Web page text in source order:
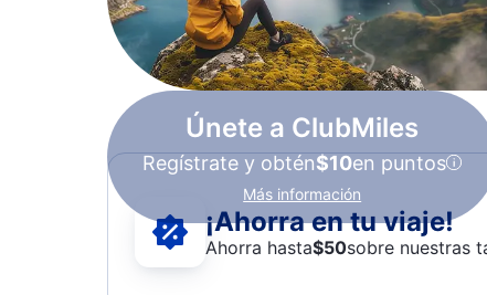
Únete a ClubMiles
Regístrate y obtén$10en puntos
Más información
¡Ahorra en tu viaje!
Ahorra hasta$50sobre nuestras